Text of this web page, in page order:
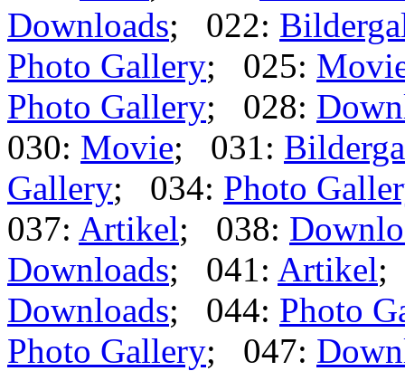
Downloads; 022:
Photo Gallery; 025:
Photo Gallery; 028:
030: Movie; 031:
Gallery; 034: Photo
037: Artikel; 038:
Downloads; 041: Artikel;
Downloads; 044: Photo
Photo Gallery; 047: